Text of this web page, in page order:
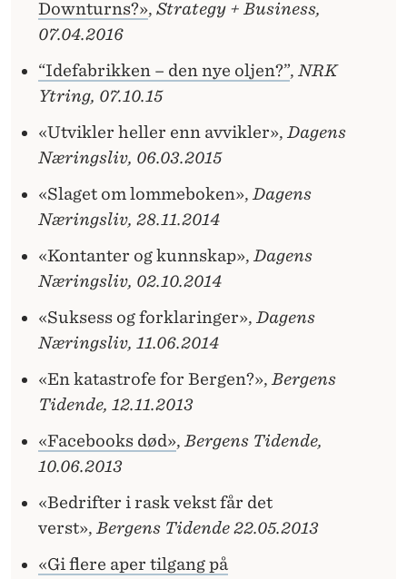
Downturns?», Strategy + Business,
07.04.2016
“Idefabrikken – den nye oljen?”, NRK
Ytring, 07.10.15
«Utvikler heller enn avvikler», Dagens
Næringsliv, 06.03.2015
«Slaget om lommeboken», Dagens
Næringsliv, 28.11.2014
«Kontanter og kunnskap», Dagens
Næringsliv, 02.10.2014
«Suksess og forklaringer», Dagens
Næringsliv, 11.06.2014
«En katastrofe for Bergen?», Bergens
Tidende, 12.11.2013
«Facebooks død», Bergens Tidende,
10.06.2013
«Bedrifter i rask vekst får det
verst», Bergens Tidende 22.05.2013
«Gi flere aper tilgang på